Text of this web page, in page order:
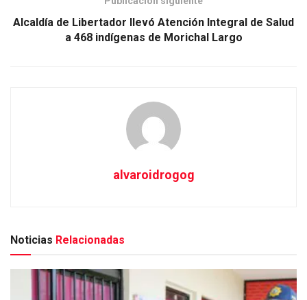
Alcaldía de Libertador llevó Atención Integral de Salud
a 468 indígenas de Morichal Largo
alvaroidrogog
Noticias Relacionadas